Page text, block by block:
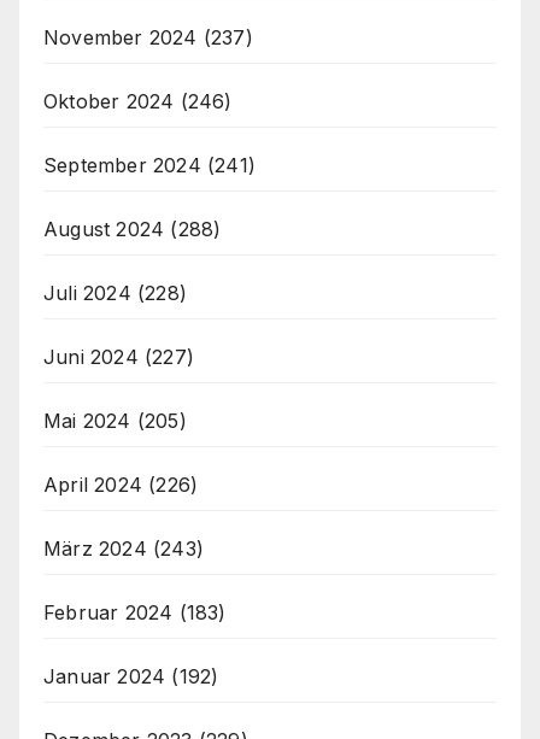
November 2024 (237)
Oktober 2024 (246)
September 2024 (241)
August 2024 (288)
Juli 2024 (228)
Juni 2024 (227)
Mai 2024 (205)
April 2024 (226)
März 2024 (243)
Februar 2024 (183)
Januar 2024 (192)